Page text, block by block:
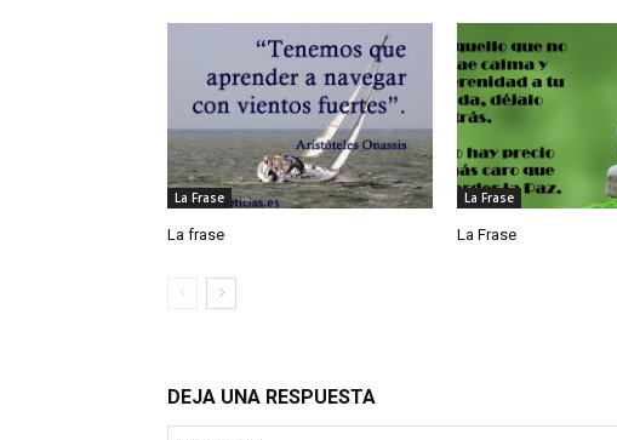
La Frase
La frase
La Frase
La Frase
DEJA UNA RESPUESTA